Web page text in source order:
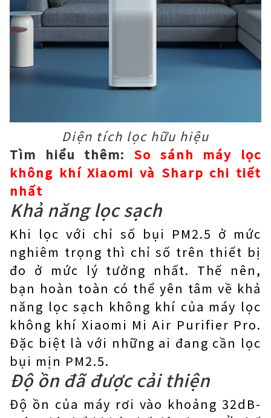
Diện tích lọc hữu hiệu
Tìm hiểu thêm: So sánh máy lọc
không khí Xiaomi và Sharp chi tiết
nhất
Khả năng lọc sạch
Khi lọc với chỉ số bụi PM2.5 ở mức
nghiêm trọng thì chỉ số trên thiết bị
đo ở mức lý tưởng nhất. Thế nên,
bạn hoàn toàn có thể yên tâm về khả
năng lọc sạch không khí của máy lọc
không khí Xiaomi Mi Air Purifier Pro.
Đặc biệt là với những ai đang cần lọc
bụi mịn PM2.5.
Độ ồn đã được cải thiện
Độ ồn của máy rơi vào khoảng 32dB-